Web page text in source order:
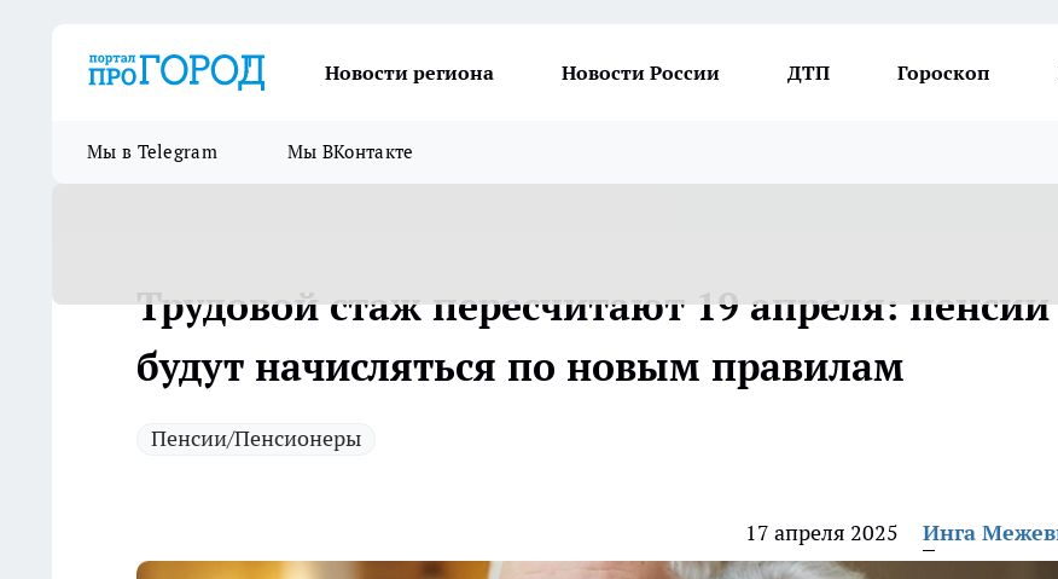
Новости региона Новости России ДТП Гороскоп
Мы в Telegram Мы ВКонтакте
Трудовой стаж пересчитают 19 апреля: пенсии
будут начисляться по новым правилам
Пенсии/Пенсионеры
17 апреля 2025 Инга